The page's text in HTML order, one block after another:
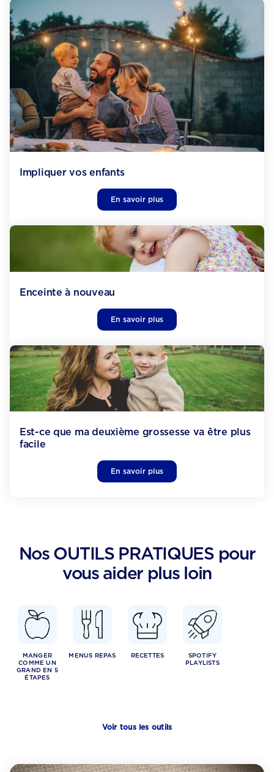
Impliquer vos enfants
En savoir plus
Enceinte à nouveau
En savoir plus
Est-ce que ma deuxième grossesse va être plus
facile
En savoir plus
Nos OUTILS PRATIQUES pour
vous aider plus loin
MANGER
COMME UN
GRAND EN 5
ÉTAPES
MENUS REPAS RECETTES
SPOTIFY
PLAYLISTS
Voir tous les outils